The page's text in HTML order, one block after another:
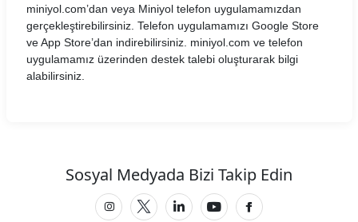
miniyol.com’dan veya Miniyol telefon uygulamamızdan
gerçekleştirebilirsiniz. Telefon uygulamamızı Google Store
ve App Store’dan indirebilirsiniz. miniyol.com ve telefon
uygulamamız üzerinden destek talebi oluşturarak bilgi
alabilirsiniz.
Sosyal Medyada Bizi Takip Edin